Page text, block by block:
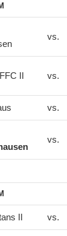
vs.
II vs.
vs.
vs.
II vs.